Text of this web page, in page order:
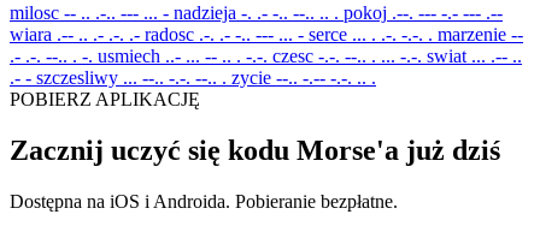
milosc -- .. .-.. --- ... - nadzieja -. .- -.. --.. .. . pokoj .--. --- -.- --- .--
wiara .-- .. .- .-. .- radosc .-. .- -.. --- ... - serce ... . .-. -.-. . marzenie --
.- .-. --.. . -. usmiech ..- ... -- .. . -.-. czesc -.-. --.. . ... -.-. swiat ... .-- ..
.- - szczesliwy ... --.. -.-. --.. . zycie --.. -.-- -.-. .. .
POBIERZ APLIKACJĘ
Zacznij uczyć się kodu Morse'a już dziś
Dostępna na iOS i Androida. Pobieranie bezpłatne.